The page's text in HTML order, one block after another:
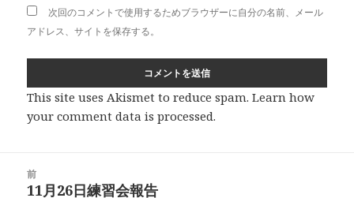
次回のコメントで使用するためブラウザーに自分の名前、メール
アドレス、サイトを保存する。
This site uses Akismet to reduce spam.Learn how
your comment data is processed.
前
前
11月26日練習会報告